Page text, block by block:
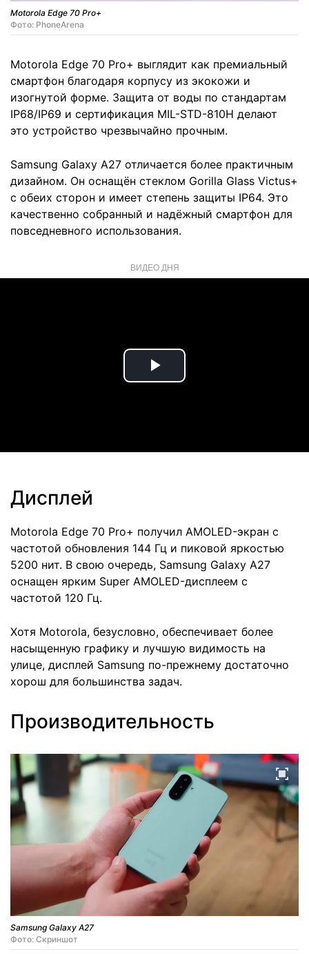
Motorola Edge 70 Pro+
Фото: PhoneArena
Motorola Edge 70 Pro+ выглядит как премиальный
смартфон благодаря корпусу из экокожи и
изогнутой форме. Защита от воды по стандартам
IP68/IP69 и сертификация MIL-STD-810H делают
это устройство чрезвычайно прочным.
Samsung Galaxy A27 отличается более практичным
дизайном. Он оснащён стеклом Gorilla Glass Victus+
с обеих сторон и имеет степень защиты IP64. Это
качественно собранный и надёжный смартфон для
повседневного использования.
ВИДЕО ДНЯ
Play
Дисплей
Motorola Edge 70 Pro+ получил AMOLED-экран с
частотой обновления 144 Гц и пиковой яркостью
5200 нит. В свою очередь, Samsung Galaxy A27
оснащен ярким Super AMOLED-дисплеем с
частотой 120 Гц.
Хотя Motorola, безусловно, обеспечивает более
насыщенную графику и лучшую видимость на
улице, дисплей Samsung по-прежнему достаточно
хорош для большинства задач.
Производительность
Samsung Galaxy A27
Фото: Скриншот